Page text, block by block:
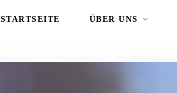
STARTSEITE ÜBER UNS